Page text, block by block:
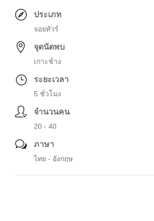
ประเภท
จอยทัวร์
จุดนัดพบ
เกาะช้าง
ระยะเวลา
5 ชั่วโมง
จำนวนคน
20 - 40
ภาษา
ไทย - อังกฤษ